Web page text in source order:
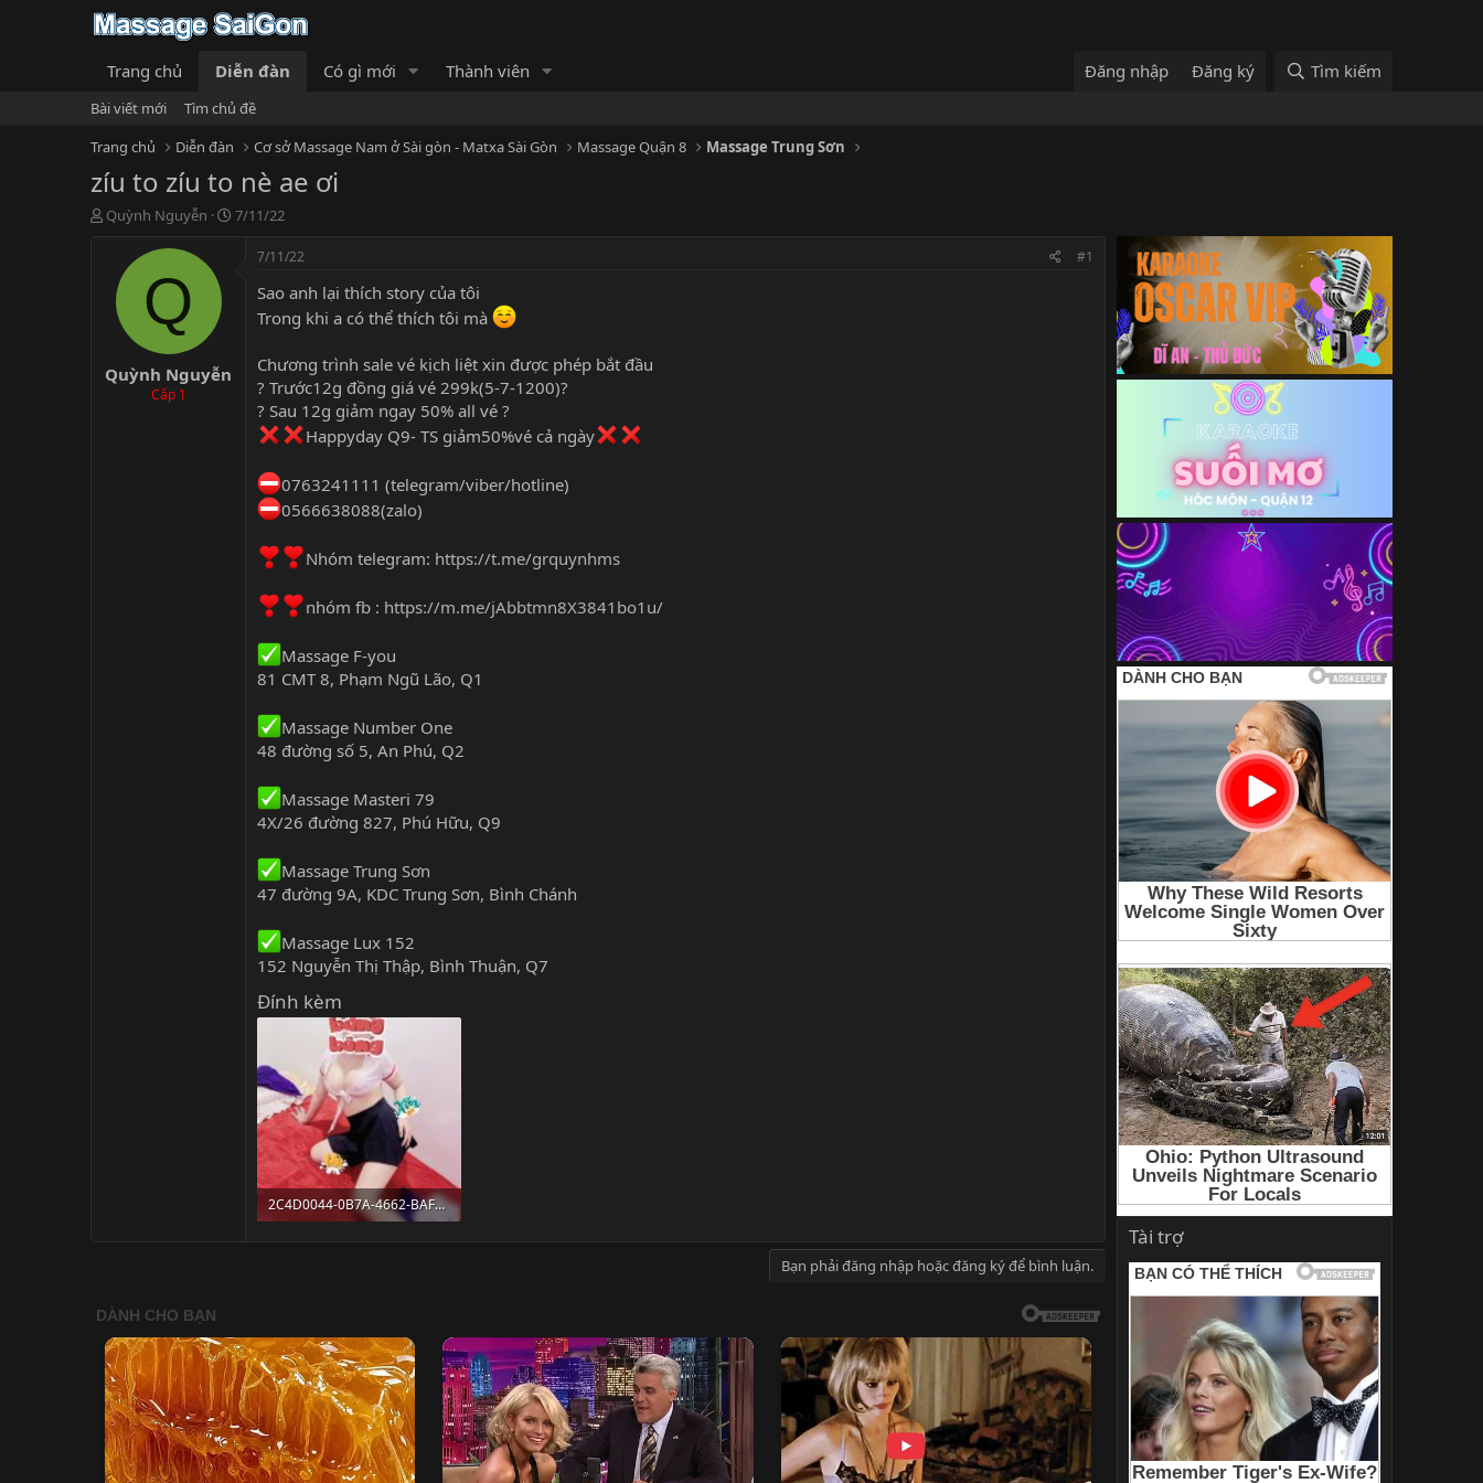
Trang chủ Diễn đàn Có gì mới Thành viên Đăng nhập Đăng ký Tìm kiếm
Bài viết mới
Tìm chủ đề
Trang chủ
Diễn đàn Cơ sở Massage Nam ở Sài gòn - Matxa Sài Gòn Massage Quận 8 Massage Trung Sơn
zíu to zíu to nè ae ơi
T
a
Quỳnh Nguyễn
N
7/11/22
Q
Quỳnh Nguyễn
Cấp 1
7/11/22 #1
Sao anh lại thích story của tôi
Trong khi a có thể thích tôi mà
Chương trình sale vé kịch liệt xin được phép bắt đầu
? Trước12g đồng giá vé 299k(5-7-1200)?
? Sau 12g giảm ngay 50% all vé ?
Happyday Q9- TS giảm50%vé cả ngày
0763241111 (telegram/viber/hotline)
0566638088(zalo)
Nhóm telegram: https://t.me/grquynhms
nhóm fb : https://m.me/jAbbtmn8X3841bo1u/
Massage F-you
81 CMT 8, Phạm Ngũ Lão, Q1
Massage Number One
48 đường số 5, An Phú, Q2
Massage Masteri 79
4X/26 đường 827, Phú Hữu, Q9
Massage Trung Sơn
47 đường 9A, KDC Trung Sơn, Bình Chánh
Massage Lux 152
152 Nguyễn Thị Thập, Bình Thuận, Q7
Đính kèm
2C4D0044-0B7A-4662-BAF6-6DCF606DC433.jpeg
Bạn phải đăng nhập hoặc đăng ký để bình luận.
Tài trợ